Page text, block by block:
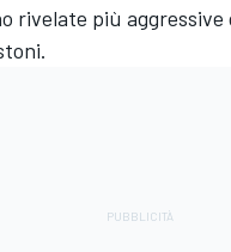
rivelate più aggressive